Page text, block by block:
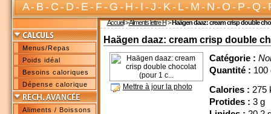
A-B-C-D-E-F-G-H-I-J-K-L-M-N-O-P-Q-
Accueil>Aliments lettre H>Haägen daaz: cream crisp double
Menus/Repas
Poids idéal
Besoins caloriques
Dépense calorique
Aliments / Boissons
Haägen daaz: cream crisp double
Mettre à jour la photo
Catégorie :
Quantité : 100
Calories : 275
Protides : 3 g